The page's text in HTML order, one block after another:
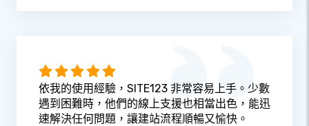
依我的使用經驗，SITE123 非常容易上手。少數
遇到困難時，他們的線上支援也相當出色，能迅
速解決任何問題，讓建站流程順暢又愉快。